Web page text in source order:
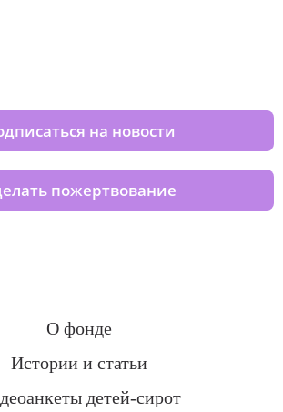
на новости
пожертвование
О фонде
Истории и статьи
детей-сирот